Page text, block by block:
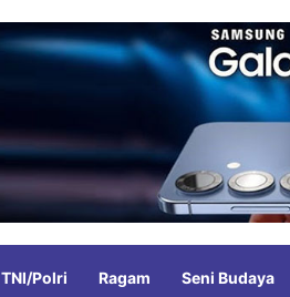
TNI/Polri Ragam Seni Budaya